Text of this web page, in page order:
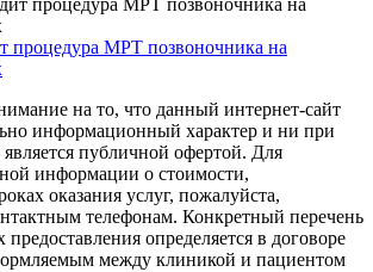
процедура МРТ позвоночника на
на то, что данный интернет-сайт
информационный характер и ни при
публичной офертой. Для
информации о стоимости,
оказания услуг, пожалуйста,
телефонам. Конкретный перечень
определяется в договоре
между клиникой и пациентом